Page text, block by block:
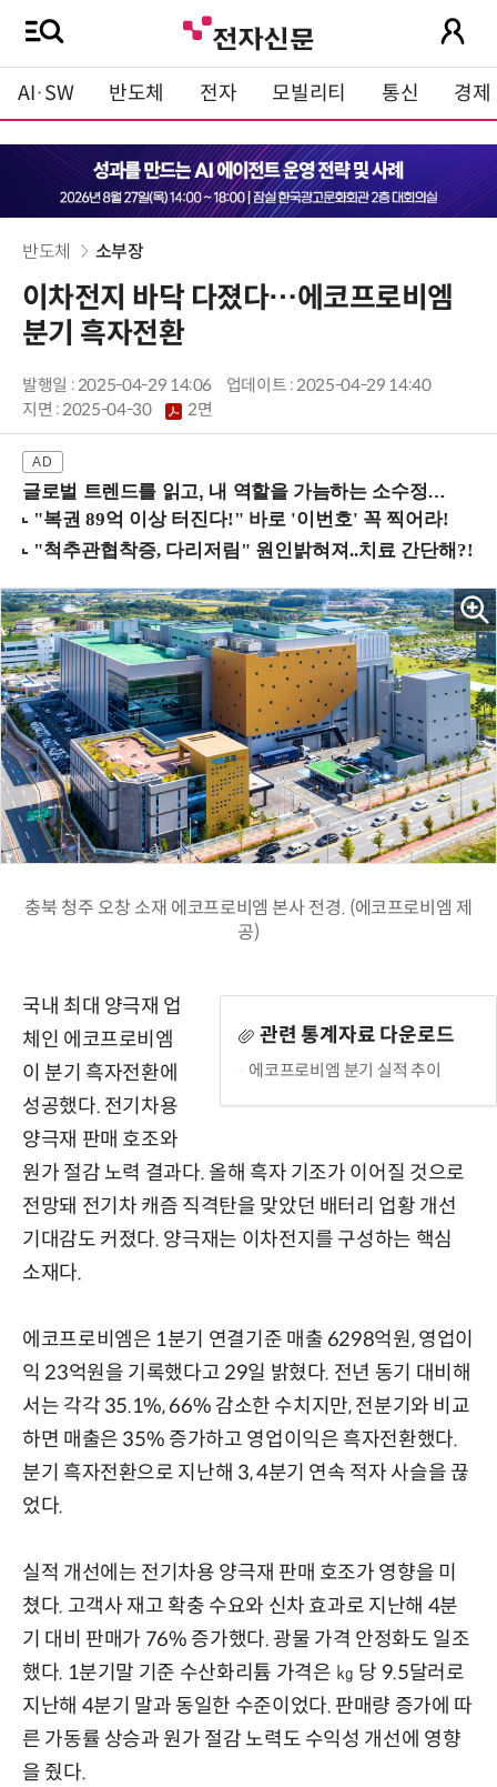
AI·SW 반도체 전자 모빌리티 통신 경제
반도체 소부장
이차전지 바닥 다졌다…에코프로비엠
분기 흑자전환
발행일 : 2025-04-29 14:06
업데이트 : 2025-04-29 14:40
지면 :2025-04-30 2면
글로벌 트렌드를 읽고, 내 역할을 가늠하는 소수정예 실습 워크숍 (8/28 신논현역)
충북 청주 오창 소재 에코프로비엠 본사 전경. (에코프로비엠 제
공)
관련 통계자료 다운로드
에코프로비엠 분기 실적 추이
국내 최대 양극재 업
체인 에코프로비엠
이 분기 흑자전환에
성공했다. 전기차용
양극재 판매 호조와
원가 절감 노력 결과다. 올해 흑자 기조가 이어질 것으로
전망돼 전기차 캐즘 직격탄을 맞았던 배터리 업황 개선
기대감도 커졌다. 양극재는 이차전지를 구성하는 핵심
소재다.
에코프로비엠은 1분기 연결기준 매출 6298억원, 영업이
익 23억원을 기록했다고 29일 밝혔다. 전년 동기 대비해
서는 각각 35.1%, 66% 감소한 수치지만, 전분기와 비교
하면 매출은 35% 증가하고 영업이익은 흑자전환했다.
분기 흑자전환으로 지난해 3, 4분기 연속 적자 사슬을 끊
었다.
실적 개선에는 전기차용 양극재 판매 호조가 영향을 미
쳤다. 고객사 재고 확충 수요와 신차 효과로 지난해 4분
기 대비 판매가 76% 증가했다. 광물 가격 안정화도 일조
했다. 1분기말 기준 수산화리튬 가격은 ㎏ 당 9.5달러로
지난해 4분기 말과 동일한 수준이었다. 판매량 증가에 따
른 가동률 상승과 원가 절감 노력도 수익성 개선에 영향
을 줬다.